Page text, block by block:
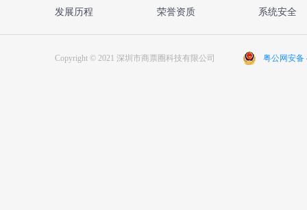
发展历程 荣誉资质 系统安全
Copyright © 2021 深圳市商票圈科技有限公司 粤公网安备